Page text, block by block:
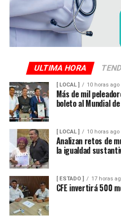
ULTIMA HORA
[ LOCAL ] 10 horas ago
Más de mil
boleto al Mundial
[ LOCAL ] 10 horas ago
Analizan retos de
la igualdad
[ ESTADO ] 17 horas
CFE invertirá 500